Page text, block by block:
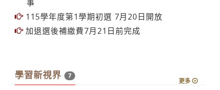
事
115學年度第1學期初選 7月20日開放
加退選後補繳費7月21日前完成
學習新視界 7
更多